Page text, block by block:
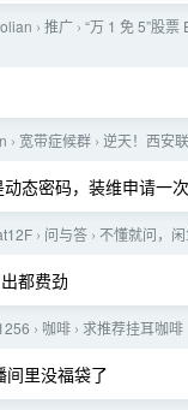
› 推广 › “万 1 免 5”股
› 宽带症候群 › 逆天！西安
态密码，装维申请一
› 问与答 › 不懂就问，
都费劲
› 咖啡 › 求推荐挂耳咖啡
间里没福袋了